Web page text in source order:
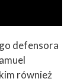
defensora
również